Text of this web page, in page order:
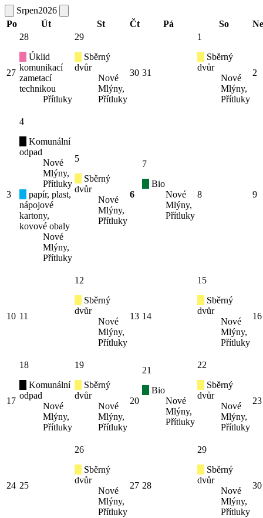
Srpen2026
Po
Út St Čt Pá So Ne
27
28
Úklid
komunikací
zametací
technikou
Přítluky
29
Sběrný
dvůr
Nové
Mlýny,
Přítluky
30 31
1
Sběrný
dvůr
Nové
Mlýny,
Přítluky
2
3
4
Komunální
odpad
Nové
Mlýny,
Přítluky
papír, plast,
nápojové
kartony,
kovové obaly
Nové
Mlýny,
Přítluky
5
Sběrný
dvůr
Nové
Mlýny,
Přítluky
6
7
Bio
Nové
Mlýny,
Přítluky
8 9
10 11
12
Sběrný
dvůr
Nové
Mlýny,
Přítluky
13 14
15
Sběrný
dvůr
Nové
Mlýny,
Přítluky
16
17
18
Komunální
odpad
Nové
Mlýny,
Přítluky
19
Sběrný
dvůr
Nové
Mlýny,
Přítluky
20
21
Bio
Nové
Mlýny,
Přítluky
22
Sběrný
dvůr
Nové
Mlýny,
Přítluky
23
24 25
26
Sběrný
dvůr
Nové
Mlýny,
Přítluky
27 28
29
Sběrný
dvůr
Nové
Mlýny,
Přítluky
30